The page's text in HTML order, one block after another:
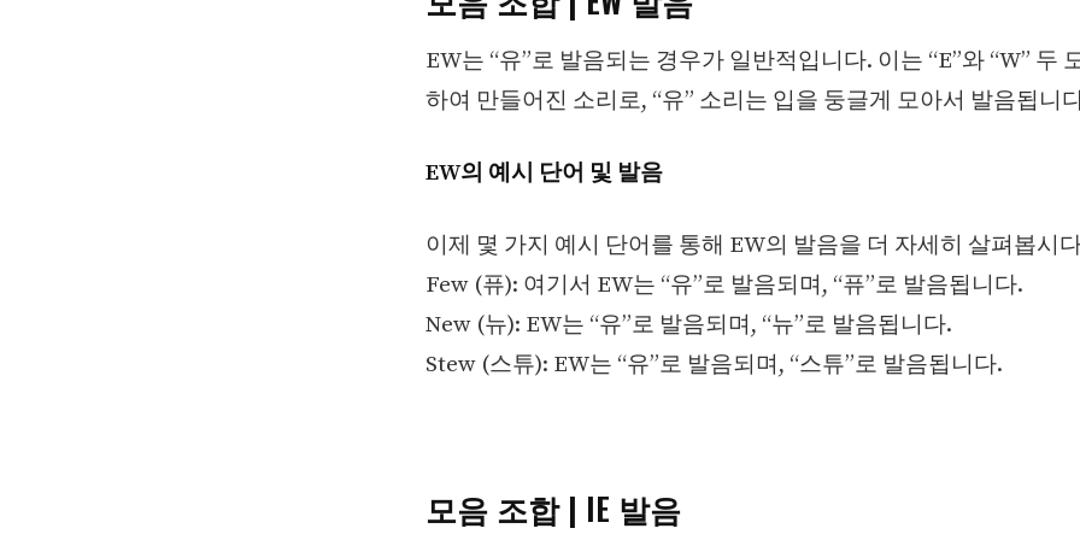
EW는 “유”로 발음되는 경우가 일반적입니다. 이는 “E”와 “W” 두
하여 만들어진 소리로, “유” 소리는 입을 둥글게 모아서 발음됩니
EW의 예시 단어 및 발음
이제 몇 가지 예시 단어를 통해 EW의 발음을 더 자세히 살펴봅시
Few (퓨): 여기서 EW는 “유”로 발음되며, “퓨”로 발음됩니다.
New (뉴): EW는 “유”로 발음되며, “뉴”로 발음됩니다.
Stew (스튜): EW는 “유”로 발음되며, “스튜”로 발음됩니다.
모음 조합 | IE 발음